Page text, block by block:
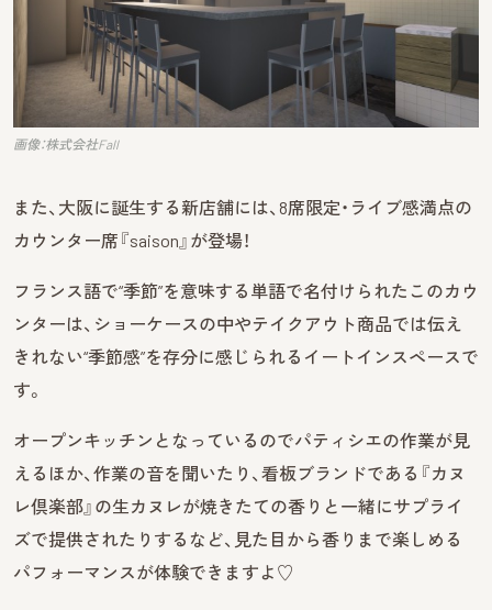
画像：株式会社Fall
また、大阪に誕生する新店舗には、8席限定・ライブ感満点の
カウンター席『saison』が登場！
フランス語で“季節”を意味する単語で名付けられたこのカウ
ンターは、ショーケースの中やテイクアウト商品では伝え
きれない“季節感”を存分に感じられるイートインスペースで
す。
オープンキッチンとなっているのでパティシエの作業が見
えるほか、作業の音を聞いたり、看板ブランドである『カヌ
レ倶楽部』の生カヌレが焼きたての香りと一緒にサプライ
ズで提供されたりするなど、見た目から香りまで楽しめる
パフォーマンスが体験できますよ♡